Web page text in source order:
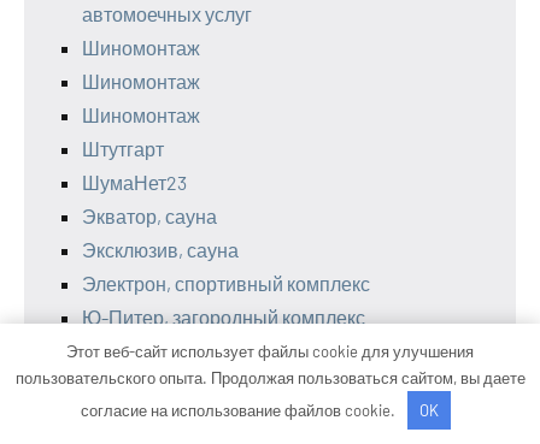
автомоечных услуг
Шиномонтаж
Шиномонтаж
Шиномонтаж
Штутгарт
ШумаНет23
Экватор, сауна
Эксклюзив, сауна
Электрон, спортивный комплекс
Ю-Питер, загородный комплекс
ЮВМ-автосервис
Юж-климат, магазин
Ягуар
Этот веб-сайт использует файлы cookie для улучшения
пользовательского опыта. Продолжая пользоваться сайтом, вы даете
согласие на использование файлов cookie.
OK